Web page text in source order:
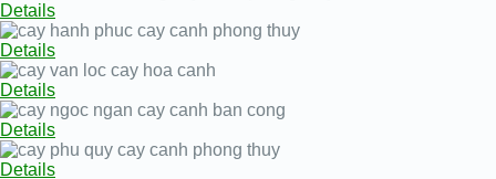
Details
Details
Details
Details
Details